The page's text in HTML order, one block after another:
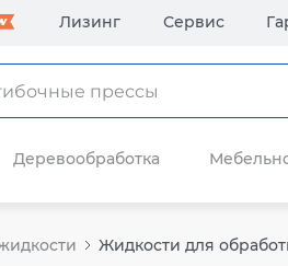
Лизинг Сервис
Деревообработка
Жидкости для